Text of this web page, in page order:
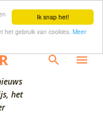
Ik snap het!
het gebruik van cookies. Meer
het